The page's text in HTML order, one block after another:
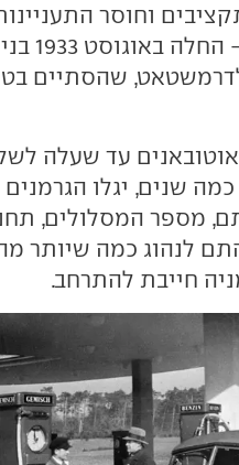
וחוסר
עליית
שהסתיים
עד שעלה
שנים, יגלו
מספר המסלולים,
לנהוג כמה שיותר
חייבת להתרחב.